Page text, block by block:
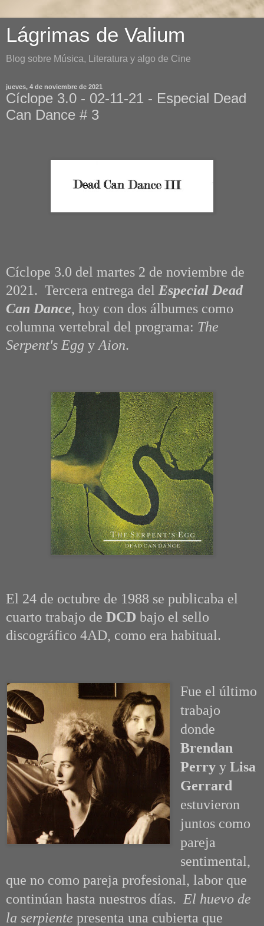
Lágrimas de Valium
Blog sobre Música, Literatura y algo de Cine
jueves, 4 de noviembre de 2021
Cíclope 3.0 - 02-11-21 - Especial Dead
Can Dance # 3
Cíclope 3.0 del martes 2 de noviembre de
2021. Tercera entrega del Especial Dead
Can Dance, hoy con dos álbumes como
columna vertebral del programa: The
Serpent's Egg y Aion.
El 24 de octubre de 1988 se publicaba el
cuarto trabajo de DCD bajo el sello
discográfico 4AD, como era habitual.
Fue el último
trabajo
donde
Brendan
Perry y Lisa
Gerrard
estuvieron
juntos como
pareja
sentimental,
que no como pareja profesional, labor que
continúan hasta nuestros días. El huevo de
la serpiente presenta una cubierta que